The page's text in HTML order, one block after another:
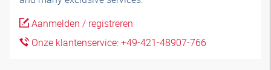
Aanmelden / registreren
Onze klantenservice: +49-421-48907-766